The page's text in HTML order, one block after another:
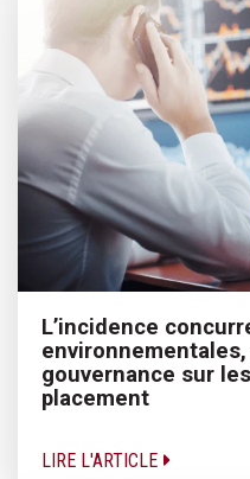
L’incidence
gouvernance sur
placement
LIRE L'ARTICLE